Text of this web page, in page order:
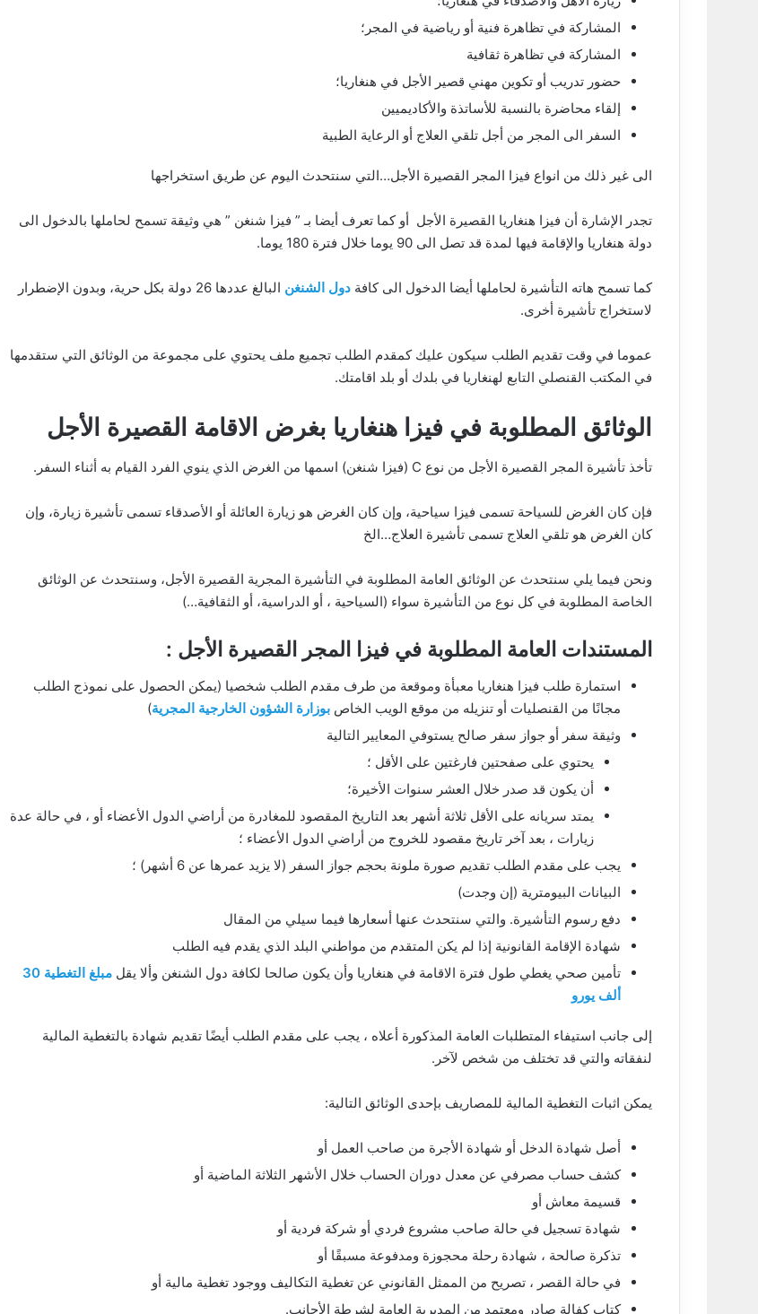
المشاركة في تظاهرة فنية أو رياضية في المجر؛
المشاركة في تظاهرة ثقافية
حضور تدريب أو تكوين مهني قصير الأجل في هنغاريا؛
إلقاء محاضرة بالنسبة للأساتذة والأكاديميين
السفر الى المجر من أجل تلقي العلاج أو الرعاية الطبية
الى غير ذلك من انواع فيزا المجر القصيرة الأجل…التي سنتحدث اليوم عن طريق استخراجها
تجدر الإشارة أن فيزا هنغاريا القصيرة الأجل أو كما تعرف أيضا بـ ” فيزا شنغن ” هي وثيقة تسمح لحاملها بالدخول الى
دولة هنغاريا والإقامة فيها لمدة قد تصل الى 90 يوما خلال فترة 180 يوما.
كما تسمح هاته التأشيرة لحاملها أيضا الدخول الى كافة دول الشنغن
البالغ عددها 26 دولة بكل حرية، وبدون الإضطرار
لاستخراج تأشيرة أخرى.
عموما في وقت تقديم الطلب سيكون عليك كمقدم الطلب تجميع ملف يحتوي على مجموعة من الوثائق التي ستقدمها
في المكتب القنصلي التابع لهنغاريا في بلدك أو بلد اقامتك.
الوثائق المطلوبة في فيزا هنغاريا بغرض الاقامة القصيرة الأجل
تأخذ تأشيرة المجر القصيرة الأجل من نوع C (فيزا شنغن) اسمها من الغرض الذي ينوي الفرد القيام به أثناء السفر.
فإن كان الغرض للسياحة تسمى فيزا سياحية، وإن كان الغرض هو زيارة العائلة أو الأصدقاء تسمى تأشيرة زيارة، وإن
كان الغرض هو تلقي العلاج تسمى تأشيرة العلاج…الخ
ونحن فيما يلي سنتحدث عن الوثائق العامة المطلوبة في التأشيرة المجرية القصيرة الأجل، وسنتحدث عن الوثائق
الخاصة المطلوبة في كل نوع من التأشيرة سواء (السياحية ، أو الدراسية، أو الثقافية…)
المستندات العامة المطلوبة في فيزا المجر القصيرة الأجل :
استمارة طلب فيزا هنغاريا معبأة وموقعة من طرف مقدم الطلب شخصيا (يمكن الحصول على نموذج الطلب
مجانًا من القنصليات أو تنزيله من موقع الويب الخاص بوزارة الشؤون الخارجية المجرية)
وثيقة سفر أو جواز سفر صالح يستوفي المعايير التالية
يحتوي على صفحتين فارغتين على الأقل ؛
أن يكون قد صدر خلال العشر سنوات الأخيرة؛
يمتد سريانه على الأقل ثلاثة أشهر بعد التاريخ المقصود للمغادرة من أراضي الدول الأعضاء أو ، في حالة عدة
زيارات ، بعد آخر تاريخ مقصود للخروج من أراضي الدول الأعضاء ؛
يجب على مقدم الطلب تقديم صورة ملونة بحجم جواز السفر (لا يزيد عمرها عن 6 أشهر) ؛
البيانات البيومترية (إن وجدت)
دفع رسوم التأشيرة. والتي سنتحدث عنها أسعارها فيما سيلي من المقال
شهادة الإقامة القانونية إذا لم يكن المتقدم من مواطني البلد الذي يقدم فيه الطلب
تأمين صحي يغطي طول فترة الاقامة في هنغاريا وأن يكون صالحا لكافة دول الشنغن وألا يقل
مبلغ التغطية 30
ألف يورو
إلى جانب استيفاء المتطلبات العامة المذكورة أعلاه ، يجب على مقدم الطلب أيضًا تقديم شهادة بالتغطية المالية
لنفقاته والتي قد تختلف من شخص لآخر.
يمكن اثبات التغطية المالية للمصاريف بإحدى الوثائق التالية:
أصل شهادة الدخل أو شهادة الأجرة من صاحب العمل أو
كشف حساب مصرفي عن معدل دوران الحساب خلال الأشهر الثلاثة الماضية أو
قسيمة معاش أو
شهادة تسجيل في حالة صاحب مشروع فردي أو شركة فردية أو
تذكرة صالحة ، شهادة رحلة محجوزة ومدفوعة مسبقًا أو
في حالة القصر ، تصريح من الممثل القانوني عن تغطية التكاليف ووجود تغطية مالية أو
كتاب كفالة صادر ومعتمد من المديرية العامة لشرطة الأجانب.